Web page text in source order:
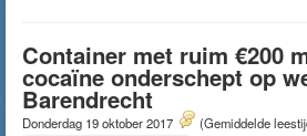
Container met ruim €200
cocaïne onderschept op
Barendrecht
Donderdag 19 oktober 2017 (Gemiddelde